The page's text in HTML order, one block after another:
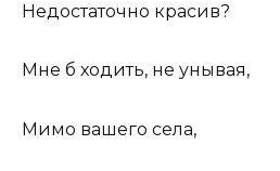
Hедостаточно красив?
Мне б ходить, не унывая,
Мимо вашего села,